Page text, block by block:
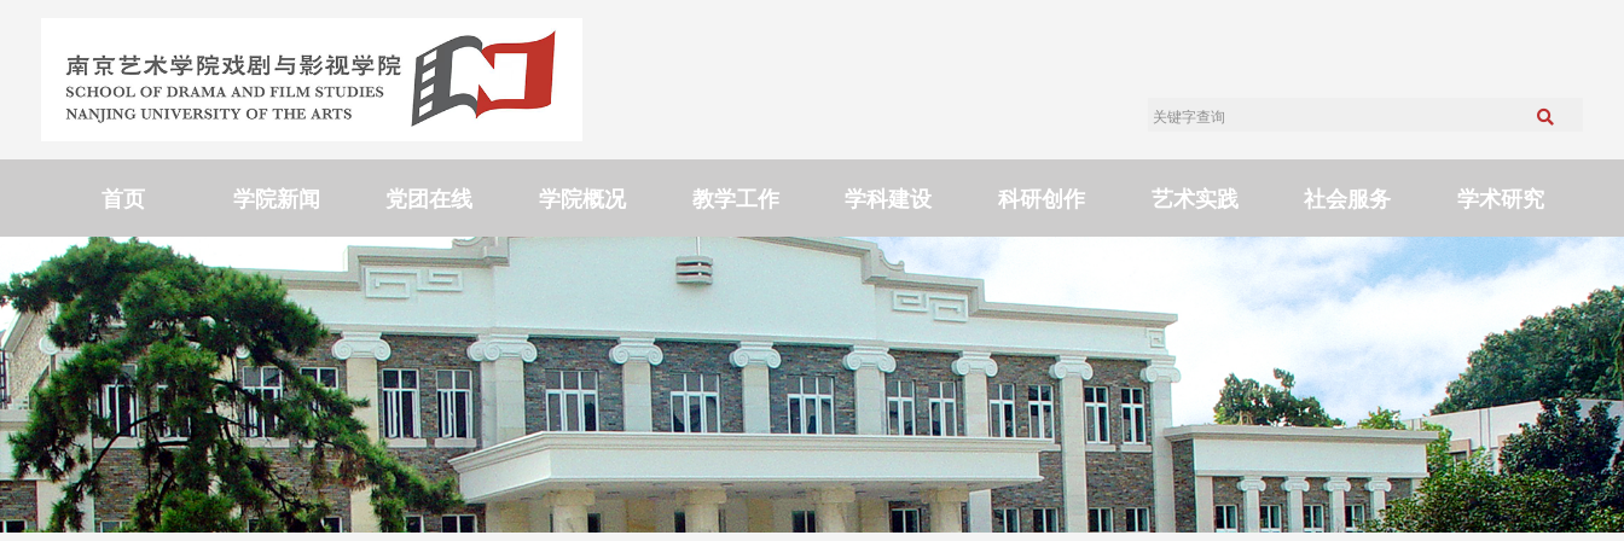
首页 学院新闻 党团在线 学院概况 教学工作 学科建设 科研创作 艺术实践 社会服务 学术研究